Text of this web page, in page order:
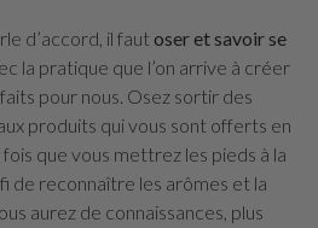
d’accord, il faut oser et savoir se
la pratique que l’on arrive à créer
pour nous. Osez sortir des
produits qui vous sont offerts en
que vous mettrez les pieds à la
de reconnaître les arômes et la
aurez de connaissances, plus